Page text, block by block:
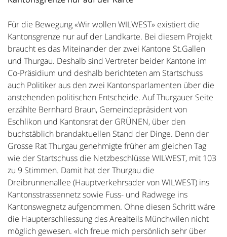
Für die Bewegung «Wir wollen WILWEST» existiert die
Kantonsgrenze nur auf der Landkarte. Bei diesem Projekt
braucht es das Miteinander der zwei Kantone St.Gallen
und Thurgau. Deshalb sind Vertreter beider Kantone im
Co-Präsidium und deshalb berichteten am Startschuss
auch Politiker aus den zwei Kantonsparlamenten über die
anstehenden politischen Entscheide. Auf Thurgauer Seite
erzählte Bernhard Braun, Gemeindepräsident von
Eschlikon und Kantonsrat der GRÜNEN, über den
buchstäblich brandaktuellen Stand der Dinge. Denn der
Grosse Rat Thurgau genehmigte früher am gleichen Tag
wie der Startschuss die Netzbeschlüsse WILWEST, mit 103
zu 9 Stimmen. Damit hat der Thurgau die
Dreibrunnenallee (Hauptverkehrsader von WILWEST) ins
Kantonsstrassennetz sowie Fuss- und Radwege ins
Kantonswegnetz aufgenommen. Ohne diesen Schritt wäre
die Haupterschliessung des Arealteils Münchwilen nicht
möglich gewesen. «Ich freue mich persönlich sehr über